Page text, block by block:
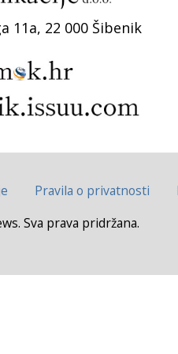
11a, 22 000 Šibenik
Pravila o privatnosti
Sva prava pridržana.